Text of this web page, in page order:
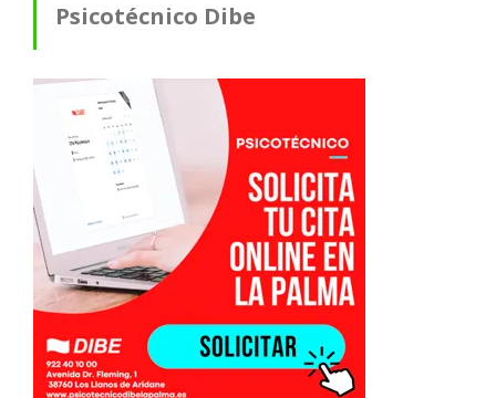
Psicotécnico Dibe